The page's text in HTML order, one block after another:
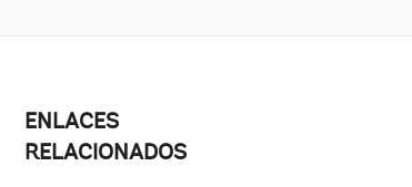
ENLACES
RELACIONADOS